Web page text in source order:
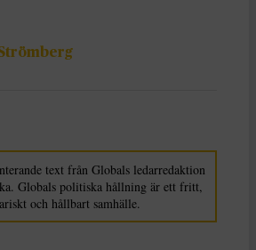
text från Globals ledarredaktion
Globals politiska hållning är ett fritt,
och hållbart samhälle.